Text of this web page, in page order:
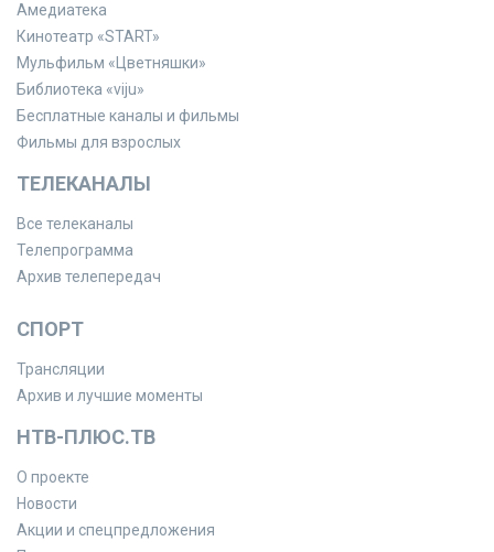
Амедиатека
Кинотеатр «START»
Мульфильм «Цветняшки»
Библиотека «viju»
Бесплатные каналы и фильмы
Фильмы для взрослых
ТЕЛЕКАНАЛЫ
Все телеканалы
Телепрограмма
Архив телепередач
СПОРТ
Трансляции
Архив и лучшие моменты
НТВ-ПЛЮС.ТВ
О проекте
Новости
Акции и спецпредложения